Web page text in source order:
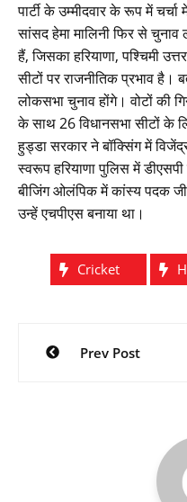
पार्टी के उम्मीदवार के रूप में
सांसद हेमा मालिनी फिर से
हैं, जिसका हरियाणा, पश्चिमी
सीटों पर राजनीतिक प्रभाव
लोकसभा चुनाव होंगे। वोटों की
के साथ 26 विधानसभा सीटों के
हुड्डा सरकार ने बॉक्सिंग में
स्वरूप हरियाणा पुलिस में
बीजिंग ओलंपिक में कांस्य पदक
उन्हें एचपीएस बनाया था।
Cricket
Post
navigation
Prev Post